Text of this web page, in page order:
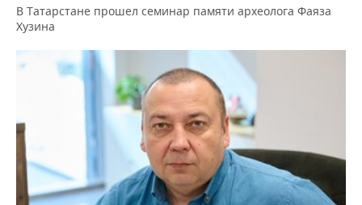
В Татарстане прошел семинар памяти археолога Фаяза
Хузина